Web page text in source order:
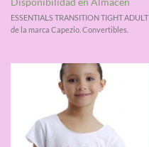
ESSENTIALS TRANSITION TIGHT ADULT
de la marca Capezio. Convertibles.